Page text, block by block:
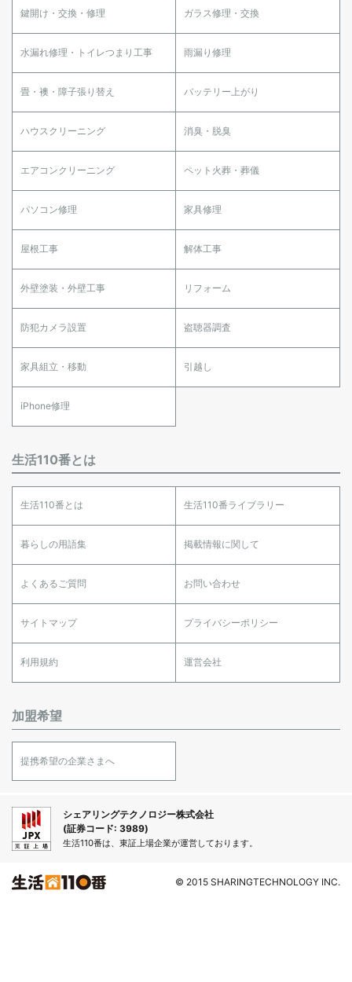
鍵開け・交換・修理 ガラス修理・交換
水漏れ修理・トイレつまり工事 雨漏り修理
畳・襖・障子張り替え バッテリー上がり
ハウスクリーニング 消臭・脱臭
エアコンクリーニング ペット火葬・葬儀
パソコン修理 家具修理
屋根工事 解体工事
外壁塗装・外壁工事 リフォーム
防犯カメラ設置 盗聴器調査
家具組立・移動 引越し
iPhone修理
生活110番とは
生活110番とは 生活110番ライブラリー
暮らしの用語集 掲載情報に関して
よくあるご質問 お問い合わせ
サイトマップ プライバシーポリシー
利用規約 運営会社
加盟希望
提携希望の企業さまへ
シェアリングテクノロジー株式会社
(証券コード: 3989)
生活110番は、東証上場企業が運営しております。
© 2015 SHARINGTECHNOLOGY INC.